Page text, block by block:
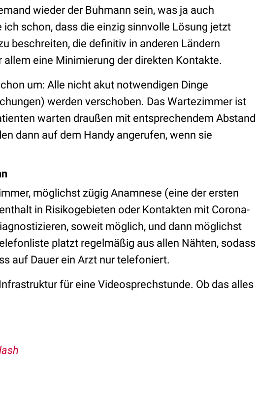
wieder der Buhmann sein, was ja auch
schon, dass die einzig sinnvolle Lösung jetzt
beschreiten, die definitiv in anderen Ländern
eine Minimierung der direkten Kontakte.
um: Alle nicht akut notwendigen Dinge
werden verschoben. Das Wartezimmer ist
warten draußen mit entsprechendem Abstand
dann auf dem Handy angerufen, wenn sie
möglichst zügig Anamnese (eine der ersten
in Risikogebieten oder Kontakten mit Corona-
soweit möglich, und dann möglichst
platzt regelmäßig aus allen Nähten, sodass
auf Dauer ein Arzt nur telefoniert.
für eine Videosprechstunde. Ob das alles